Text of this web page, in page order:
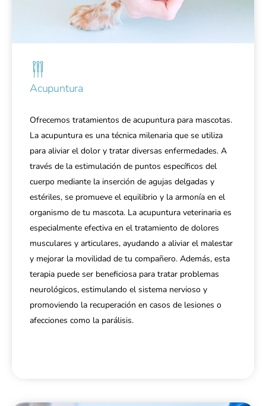
Acupuntura
Ofrecemos tratamientos de acupuntura para mascotas.
La acupuntura es una técnica milenaria que se utiliza
para aliviar el dolor y tratar diversas enfermedades. A
través de la estimulación de puntos específicos del
cuerpo mediante la inserción de agujas delgadas y
estériles, se promueve el equilibrio y la armonía en el
organismo de tu mascota. La acupuntura veterinaria es
especialmente efectiva en el tratamiento de dolores
musculares y articulares, ayudando a aliviar el malestar
y mejorar la movilidad de tu compañero. Además, esta
terapia puede ser beneficiosa para tratar problemas
neurológicos, estimulando el sistema nervioso y
promoviendo la recuperación en casos de lesiones o
afecciones como la parálisis.